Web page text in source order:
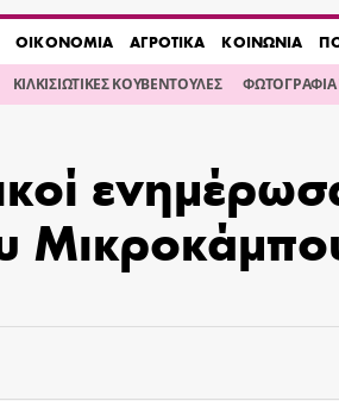
ΟΙΚΟΝΟΜΙΑ ΑΓΡΟΤΙΚΑ ΚΟΙΝΩΝΙΑ
ΚΙΛΚΙΣΙΩΤΙΚΕΣ ΚΟΥΒΕΝΤΟΥΛΕΣ